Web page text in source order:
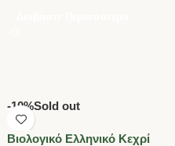
-10%Sold out
Βιολογικό Ελληνικό Κεχρί